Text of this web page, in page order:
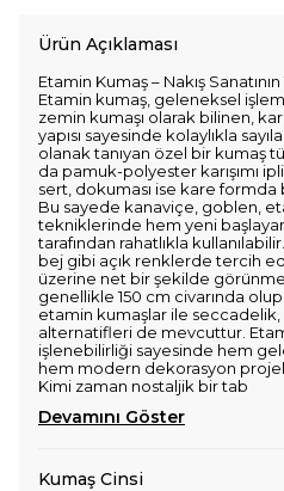
Ürün Açıklaması
Etamin Kumaş – Nakış
Etamin kumaş, geleneksel
zemin kumaşı olarak bilinen,
yapısı sayesinde kolaylıkla
olanak tanıyan özel bir kumaş
da pamuk-polyester karışımı
sert, dokuması ise kare formda
Bu sayede kanaviçe, goblen,
tekniklerinde hem yeni
tarafından rahatlıkla
bej gibi açık renklerde tercih
üzerine net bir şekilde
genellikle 150 cm civarında
etamin kumaşlar ile
alternatifleri de mevcuttur.
işlenebilirliği sayesinde hem
hem modern dekorasyon
Kimi zaman nostaljik bir tab
Devamını Göster
Kumaş Cinsi